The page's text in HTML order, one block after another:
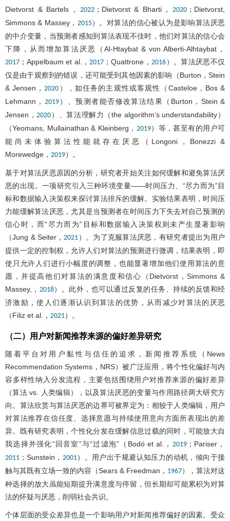
Dietvorst & Bartels， 2022；Dietvorst & Bharti， 2020 ；Dietvorst,
Simmons & Massey， 2015）。对算法的信心被认为是影响算法厌恶
的中介变量，当预测者感知到算法表现不佳时，他们对算法的信心会
下降，从而增加算法厌恶（Al-Htaybat & von Alberti-Alhtaybat，
2017 ；Appelbaum et al.， 2017 ；Quattrone， 2016 ）。算法厌恶不仅
仅是由于观察到的错误，还可能受到其他因素的影响（Burton，Stein
& Jensen， 2020 ），如任务的主观性或客观性（Casteloe，Bos &
Lehmann， 2019）、预测者能否修改算法结果（Burton，Stein &
Jensen， 2020 ）、算法理解力（the algorithm’s understandability）
（Yeomans, Mullainathan & Kleinberg， 2019）等，甚至有的用户可
能尚未体验算法性能就存在厌恶（Longoni，Bonezzi &
Morewedge， 2019）。
基于对算法厌恶原因的分析，研究者开始关注如何缓解和避免算法厌
恶的出现。一项研究引入三种环境变量——时间压力、“尽力而为”目
标和数据输入决策权来探讨算法排斥的缓解。实验结果表明，时间压
力能缓解算法厌恶，尤其是当预测者在时间压力下失去对自己预测的
信心时，而“尽力而为”目标和数据输入决策权则未产生显著影响
（Jung & Seiter， 2021 ）。为了克服算法厌恶，有研究者提出为用户
提供一定的控制权，允许人们对算法的预测进行微调，结果表明，即
使只允许人们进行小幅度的调整，也能显著增加他们使用算法的意
愿，并提高他们对算法的满意度和信心（Dietvorst，Simmons &
Massey,， 2018）。此外，也可以通过反复的任务、持续的反馈和经
济激励，使人们逐渐认识到算法的优势，从而减少对算法的厌恶
（Filiz et al.， 2021）。
（二）用户对新闻推荐来源的偏好差异研究
随着平台对用户黏性与信任的追求，新闻推荐系统（News
Recommendation Systems，NRS）被广泛应用，将个性化偏好与内
容多样性纳入分发流程，主要包括围绕用户对推荐来源的偏好差异
（算法 vs. 人类编辑），以及算法厌恶的变量与作用路径两大研究方
向。算法欣赏与算法厌恶的边界可被界定为：相较于人类编辑，用户
对算法推荐在信任度、选择意愿与持续使用意向方面所表现出的差
异。既有研究表明，个性化分发在缓解信息过载的同时，可能放大自
我选择并强化“回音室”与“过滤泡”（Bodó et al.， 2019；Pariser，
2011 ；Sunstein， 2001）。用户出于规避认知压力的动机，倾向于接
触与其既有立场一致的内容（Sears & Freedman， 1967），算法对这
种选择的放大虽能短期提升满意度与停留，但长期却可能累积为对算
法的怀疑与厌恶，削弱社会共识。
个体层面的受众差异也是一个影响用户对新闻推荐偏好的因素。受众